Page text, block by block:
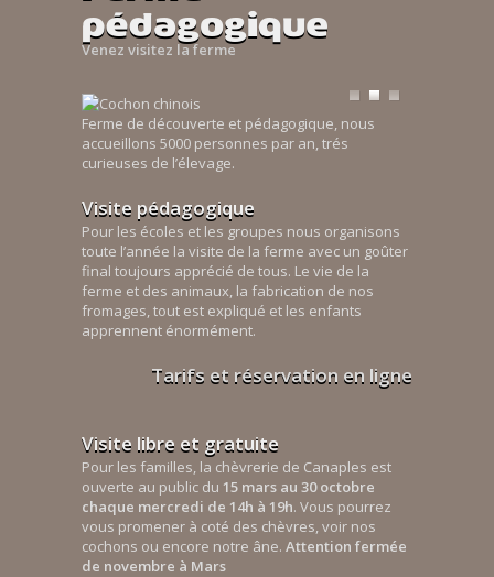
pédagogique
Venez visitez la ferme
Ferme de découverte et pédagogique, nous
accueillons 5000 personnes par an, trés
curieuses de l’élevage.
Visite pédagogique
Pour les écoles et les groupes nous organisons
toute l’année la visite de la ferme avec un goûter
final toujours apprécié de tous. Le vie de la
ferme et des animaux, la fabrication de nos
fromages, tout est expliqué et les enfants
apprennent énormément.
Tarifs et réservation en ligne
Visite libre et gratuite
Pour les familles, la chèvrerie de Canaples est
ouverte au public du 15 mars au 30 octobre
chaque mercredi de 14h à 19h. Vous pourrez
vous promener à coté des chèvres, voir nos
cochons ou encore notre âne. Attention fermée
de novembre à Mars